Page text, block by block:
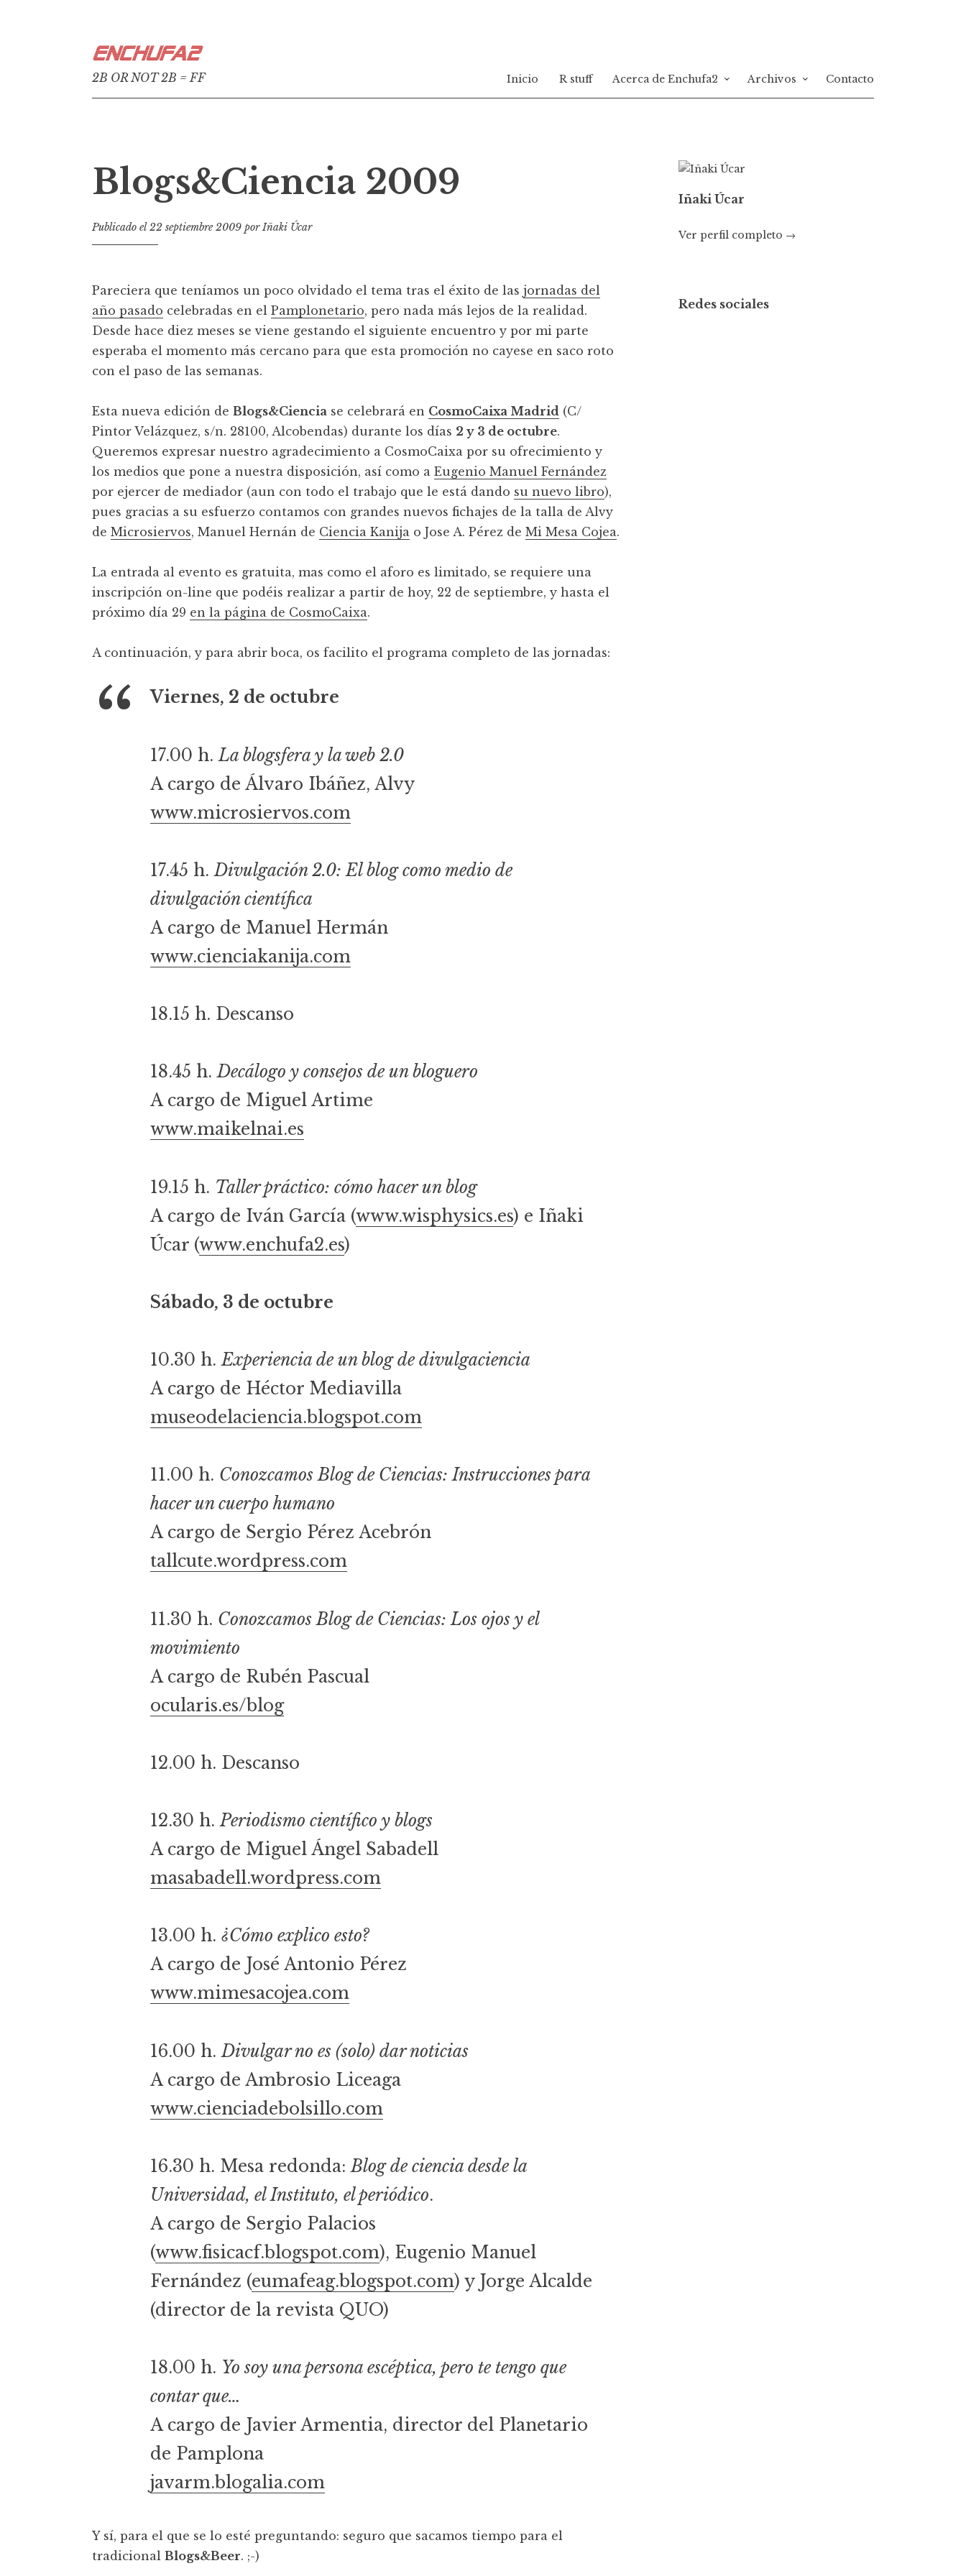
al
contenido
Enchufa2
2B OR NOT 2B = FF Inicio R stuff Acerca de Enchufa2 Archivos Contacto
Blogs&Ciencia 2009
Publicado el22 septiembre 2009 porIñaki Úcar
Pareciera que teníamos un poco olvidado el tema tras el éxito de las jornadas del
año pasado celebradas en el Pamplonetario, pero nada más lejos de la realidad.
Desde hace diez meses se viene gestando el siguiente encuentro y por mi parte
esperaba el momento más cercano para que esta promoción no cayese en saco roto
con el paso de las semanas.
Esta nueva edición de Blogs&Ciencia se celebrará en CosmoCaixa Madrid (C/
Pintor Velázquez, s/n. 28100, Alcobendas) durante los días 2 y 3 de octubre.
Queremos expresar nuestro agradecimiento a CosmoCaixa por su ofrecimiento y
los medios que pone a nuestra disposición, así como a Eugenio Manuel Fernández
por ejercer de mediador (aun con todo el trabajo que le está dando su nuevo libro),
pues gracias a su esfuerzo contamos con grandes nuevos fichajes de la talla de Alvy
de Microsiervos, Manuel Hernán de Ciencia Kanija o Jose A. Pérez de Mi Mesa Cojea.
La entrada al evento es gratuita, mas como el aforo es limitado, se requiere una
inscripción on-line que podéis realizar a partir de hoy, 22 de septiembre, y hasta el
próximo día 29 en la página de CosmoCaixa.
A continuación, y para abrir boca, os facilito el programa completo de las jornadas:
Viernes, 2 de octubre
17.00 h.La blogsfera y la web 2.0
A cargo de Álvaro Ibáñez, Alvy
www.microsiervos.com
17.45 h.Divulgación 2.0: El blog como medio de
divulgación científica
A cargo de Manuel Hermán
www.cienciakanija.com
18.15 h. Descanso
18.45 h.Decálogo y consejos de un bloguero
A cargo de Miguel Artime
www.maikelnai.es
19.15 h. Taller práctico: cómo hacer un blog
A cargo de Iván García (www.wisphysics.es) e Iñaki
Úcar (www.enchufa2.es)
Sábado, 3 de octubre
10.30 h.Experiencia de un blog de divulgaciencia
A cargo de Héctor Mediavilla
museodelaciencia.blogspot.com
11.00 h. Conozcamos Blog de Ciencias: Instrucciones para
hacer un cuerpo humano
A cargo de Sergio Pérez Acebrón
tallcute.wordpress.com
11.30 h. Conozcamos Blog de Ciencias: Los ojos y el
movimiento
A cargo de Rubén Pascual
ocularis.es/blog
12.00 h. Descanso
12.30 h.Periodismo científico y blogs
A cargo de Miguel Ángel Sabadell
masabadell.wordpress.com
13.00 h. ¿Cómo explico esto?
A cargo de José Antonio Pérez
www.mimesacojea.com
16.00 h.Divulgar no es (solo) dar noticias
A cargo de Ambrosio Liceaga
www.cienciadebolsillo.com
16.30 h. Mesa redonda:Blog de ciencia desde la
Universidad, el Instituto, el periódico.
A cargo de Sergio Palacios
(www.fisicacf.blogspot.com), Eugenio Manuel
Fernández (eumafeag.blogspot.com) y Jorge Alcalde
(director de la revista QUO)
18.00 h. Yo soy una persona escéptica, pero te tengo que
contar que…
A cargo de Javier Armentia, director del Planetario
de Pamplona
javarm.blogalia.com
Y sí, para el que se lo esté preguntando: seguro que sacamos tiempo para el
tradicional Blogs&Beer. ;-)
Iñaki Úcar
Ver perfil completo →
Redes sociales